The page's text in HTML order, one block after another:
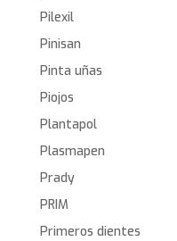
Pilexil
Pinisan
Pinta uñas
Piojos
Plantapol
Plasmapen
Prady
PRIM
Primeros dientes